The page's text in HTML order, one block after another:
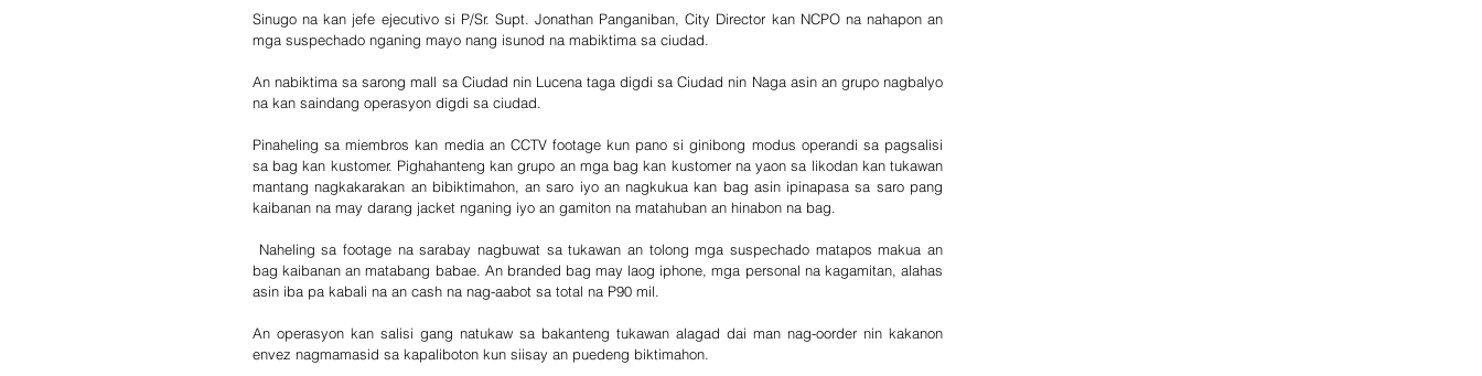
Sinugo na kan jefe ejecutivo si P/Sr. Supt. Jonathan Panganiban, City Director kan NCPO na nahapon an
mga suspechado nganing mayo nang isunod na mabiktima sa ciudad.
An nabiktima sa sarong mall sa Ciudad nin Lucena taga digdi sa Ciudad nin Naga asin an grupo nagbalyo
na kan saindang operasyon digdi sa ciudad.
Pinaheling sa miembros kan media an CCTV footage kun pano si ginibong modus operandi sa pagsalisi
sa bag kan kustomer. Pighahanteng kan grupo an mga bag kan kustomer na yaon sa likodan kan tukawan
mantang nagkakarakan an bibiktimahon, an saro iyo an nagkukua kan bag asin ipinapasa sa saro pang
kaibanan na may darang jacket nganing iyo an gamiton na matahuban an hinabon na bag.
bag kaibanan an matabang babae. An branded bag may laog iphone, mga personal na kagamitan, alahas
asin iba pa kabali na an cash na nag-aabot sa total na P90 mil.
An operasyon kan salisi gang natukaw sa bakanteng tukawan alagad dai man nag-oorder nin kakanon
envez nagmamasid sa kapaliboton kun siisay an puedeng biktimahon.